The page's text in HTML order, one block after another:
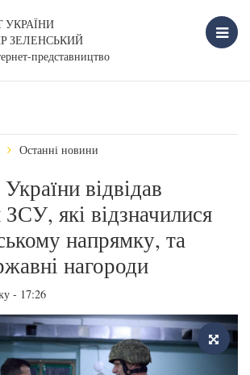
УКРАЇНИ
ЗЕЛЕНСЬКИЙ
представництво
Останні новини
відвідав
ЗСУ, які відзначилися
напрямку, та
нагороди
- 17:26